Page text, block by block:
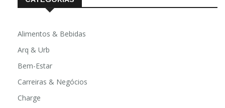
Alimentos & Bebidas
Arq & Urb
Bem-Estar
Carreiras & Negócios
Charge